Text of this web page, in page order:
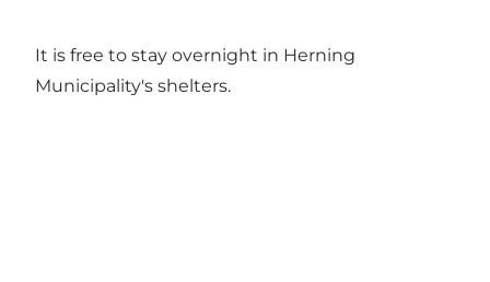
It is free to stay overnight in Herning
Municipality's shelters.